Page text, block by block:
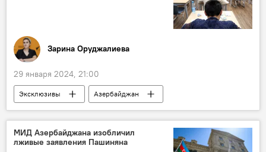
Зарина Оруджалиева
29 января 2024, 21:00
Эксклюзивы
Азербайджан
Общество
Минобразования АР
Студенты
практика
Стажировка
Трудовой стаж
МИД Азербайджана изобличил
лживые заявления Пашиняна